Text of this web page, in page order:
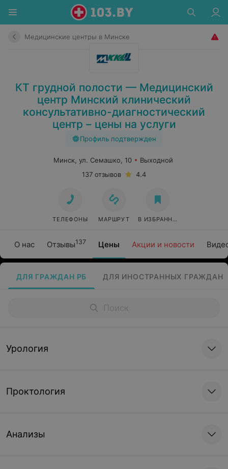
Медицинские центры в Минске
КТ грудной полости — Медицинский
центр Минский клинический
консультативно-диагностический
центр – цены на услуги
Профиль подтвержден
О нас Отзывы137 Цены Акции и новости
Минск, ул. Семашко, 10
Выходной
137 отзывов
4.4
ТЕЛЕФОНЫ МАРШРУТ В ИЗБРАННОЕ
ДЛЯ ГРАЖДАН РБ ДЛЯ ИНОСТРАННЫХ ГРАЖДАН
Урология
Проктология
Анализы